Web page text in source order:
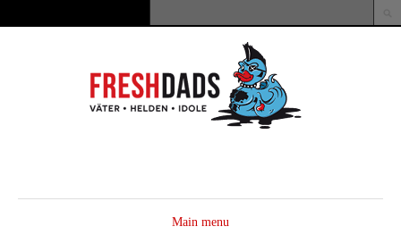
Suchformular
Main menu